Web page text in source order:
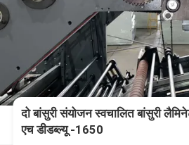
दो बांसुरी संयोजन स्वचालित बांसुरी
एच डीडब्ल्यू -1650